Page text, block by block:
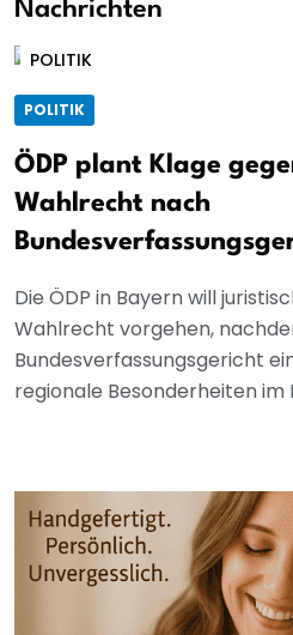
Nachrichten
POLITIK
POLITIK
ÖDP plant Klage
Wahlrecht nach
Die ÖDP in Bayern will
Wahlrecht vorgehen,
Bundesverfassungsgericht
regionale Besonderheiten im